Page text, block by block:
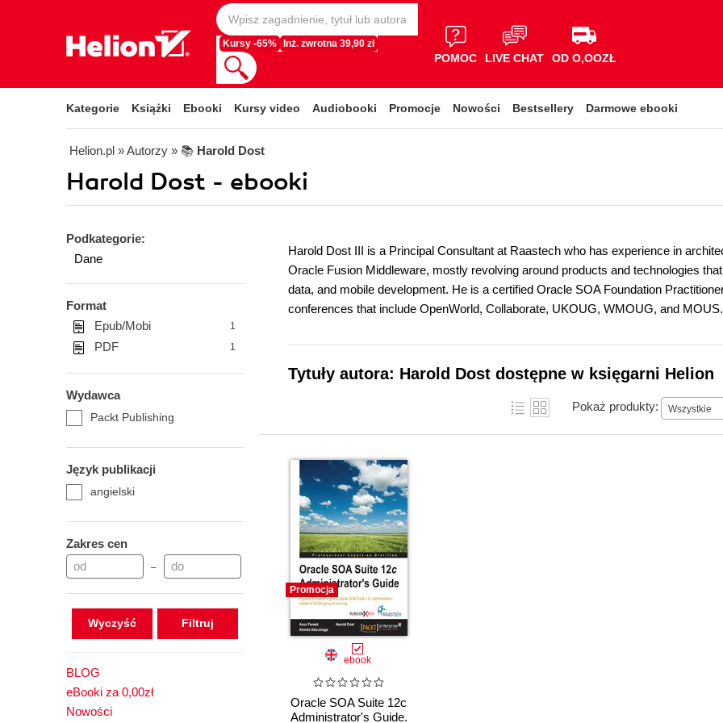
Kursy -65% Inż. zwrotna 39,90 zł
POMOC LIVE CHAT OD O,OOZŁ
Kategorie Książki Ebooki Kursy video Audiobooki Promocje Nowości Bestsellery Darmowe ebooki
Helion.pl » Autorzy » 📚 Harold Dost
Harold Dost - ebooki
Podkategorie:
Dane
Format
Epub/Mobi
1
PDF 1
Wydawca
Packt Publishing
Język publikacji
angielski
Zakres cen
–
Wyczyść
BLOG
eBooki za 0,00zł
Nowości
Harold Dost III is a Principal Consultant at Raastech who has experience in
Oracle Fusion Middleware, mostly revolving around products and technologies
data, and mobile development. He is a certified Oracle SOA Foundation
conferences that include OpenWorld, Collaborate, UKOUG, WMOUG, and MOUS.
Tytuły autora: Harold Dost dostępne w księgarni Helion
Pokaż produkty: Wszystkie
Promocja
ebook
Oracle SOA Suite 12c
Administrator's Guide.